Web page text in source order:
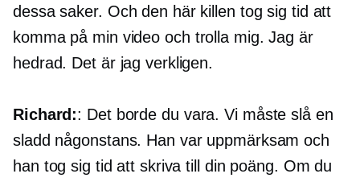
dessa saker. Och den här killen tog sig tid att
komma på min video och trolla mig. Jag är
hedrad. Det är jag verkligen.
Richard:: Det borde du vara. Vi måste slå en
sladd någonstans. Han var uppmärksam och
han tog sig tid att skriva till din poäng. Om du